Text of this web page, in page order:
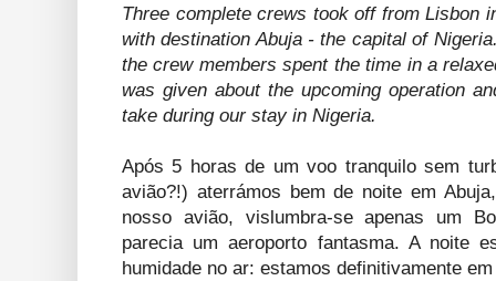
Three complete crews took off from Lisbon
with destination Abuja - the capital of
the crew members spent the time in a
was given about the upcoming operation
take during our stay in Nigeria.
Após 5 horas de um voo tranquilo sem
avião?!) aterrámos bem de noite em
nosso avião, vislumbra-se apenas um
parecia um aeroporto fantasma. A noite
humidade no ar: estamos definitivamente